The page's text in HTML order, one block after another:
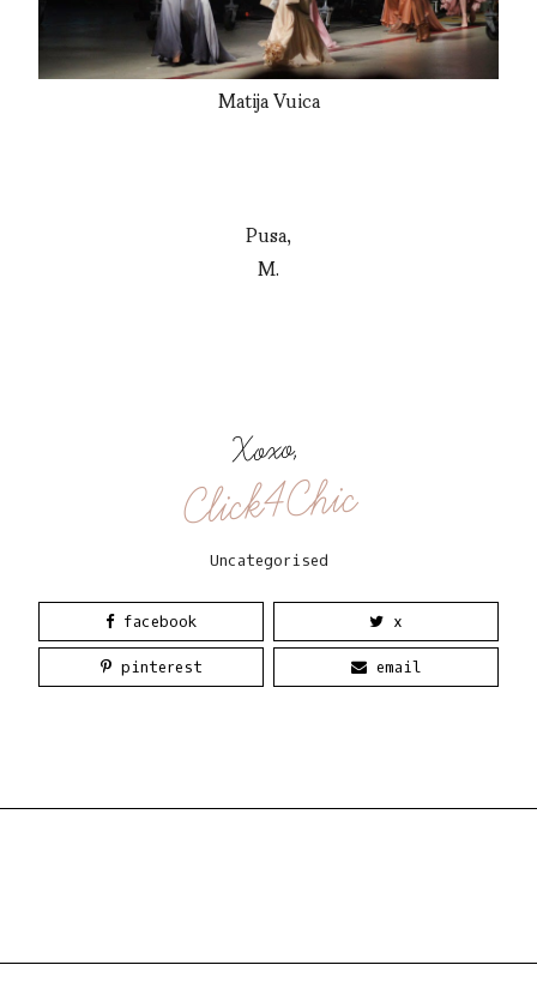
Matija Vuica
Pusa,
M.
Xoxo,
Click4Chic
Uncategorised
facebook x
pinterest email